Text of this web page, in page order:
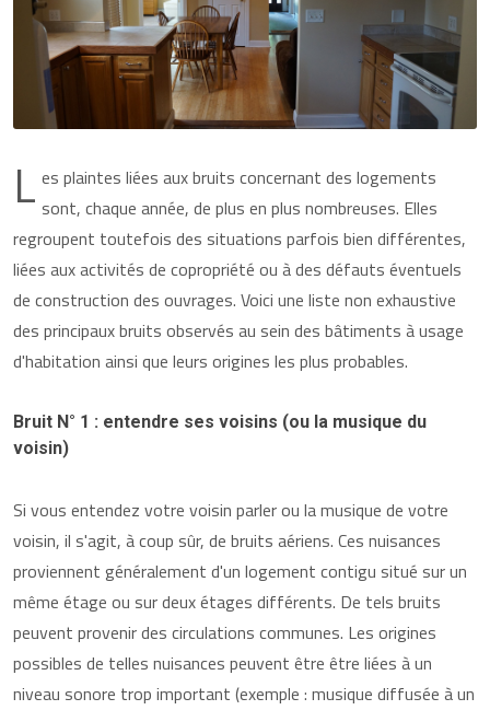
L es plaintes liées aux bruits concernant des logements
sont, chaque année, de plus en plus nombreuses. Elles
regroupent toutefois des situations parfois bien différentes,
liées aux activités de copropriété ou à des défauts éventuels
de construction des ouvrages. Voici une liste non exhaustive
des principaux bruits observés au sein des bâtiments à usage
d'habitation ainsi que leurs origines les plus probables.
Bruit N° 1 : entendre ses voisins (ou la musique du
voisin)
Si vous entendez votre voisin parler ou la musique de votre
voisin, il s'agit, à coup sûr, de bruits aériens. Ces nuisances
proviennent généralement d'un logement contigu situé sur un
même étage ou sur deux étages différents. De tels bruits
peuvent provenir des circulations communes. Les origines
possibles de telles nuisances peuvent être être liées à un
niveau sonore trop important (exemple : musique diffusée à un